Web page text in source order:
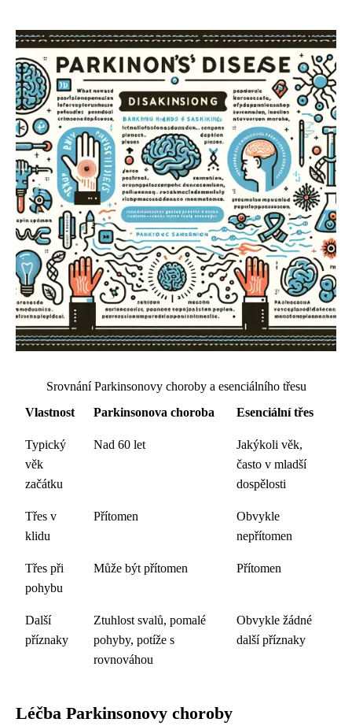
Srovnání Parkinsonovy choroby a esenciálního třesu
Vlastnost
Parkinsonova choroba Esenciální třes
Typický
věk
začátku
Nad 60 let
Jakýkoli věk,
často v mladší
dospělosti
Třes v
klidu
Přítomen
Obvykle
nepřítomen
Třes při
pohybu
Může být přítomen Přítomen
Další
příznaky
Ztuhlost svalů, pomalé
pohyby, potíže s
rovnováhou
Obvykle žádné
další příznaky
Léčba Parkinsonovy choroby